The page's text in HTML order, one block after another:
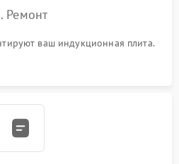
Ремонт
ваш индукционная плита.